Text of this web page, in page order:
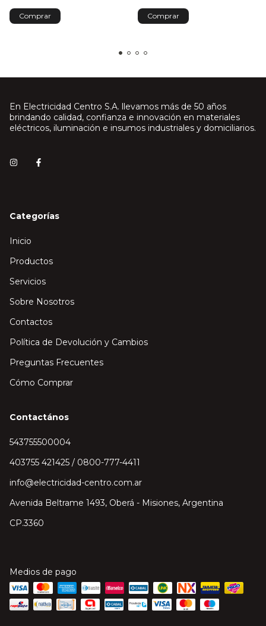
En Electricidad Centro S.A. llevamos más de 50 años
brindando calidad, confianza e innovación en materiales
eléctricos, iluminación e insumos industriales y domiciliarios.
Categorías
Inicio
Productos
Servicios
Sobre Nosotros
Contactos
Política de Devolución y Cambios
Preguntas Frecuentes
Cómo Comprar
Contactános
543755500004
403755 421425 / 0800-777-4411
info@electricidad-centro.com.ar
Avenida Beltrame 1493, Oberá - Misiones, Argentina
CP.3360
Medios de pago